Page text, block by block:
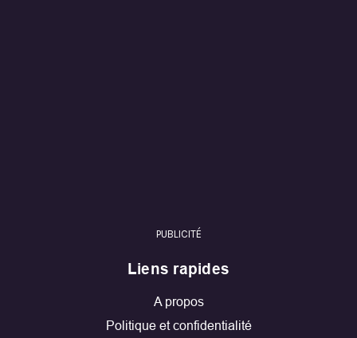
PUBLICITÉ
Liens rapides
A propos
Politique et confidentialité